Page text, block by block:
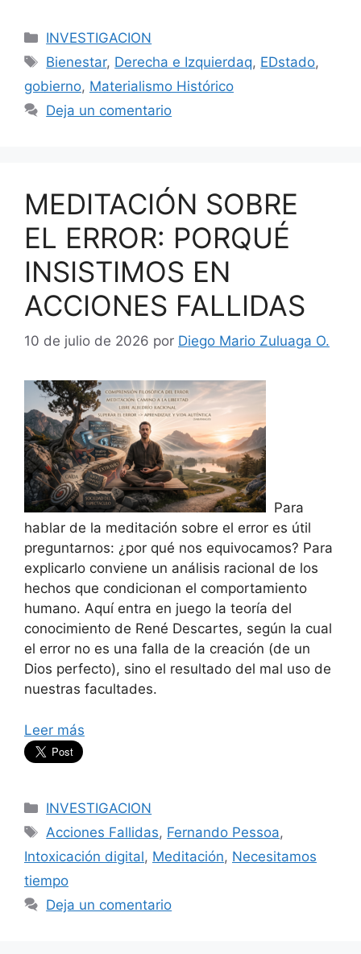
Categorías
INVESTIGACION
Etiquetas
Bienestar, Derecha e Izquierdaq, EDstado,
gobierno, Materialismo Histórico
Deja un comentario
MEDITACIÓN SOBRE
EL ERROR: PORQUÉ
INSISTIMOS EN
ACCIONES FALLIDAS
10 de julio de 2026 por Diego Mario Zuluaga O.
Para
hablar de la meditación sobre el error es útil
preguntarnos: ¿por qué nos equivocamos? Para
explicarlo conviene un análisis racional de los
hechos que condicionan el comportamiento
humano. Aquí entra en juego la teoría del
conocimiento de René Descartes, según la cual
el error no es una falla de la creación (de un
Dios perfecto), sino el resultado del mal uso de
nuestras facultades.
Leer más
Categorías
INVESTIGACION
Etiquetas
Acciones Fallidas, Fernando Pessoa,
Intoxicación digital, Meditación, Necesitamos
tiempo
Deja un comentario